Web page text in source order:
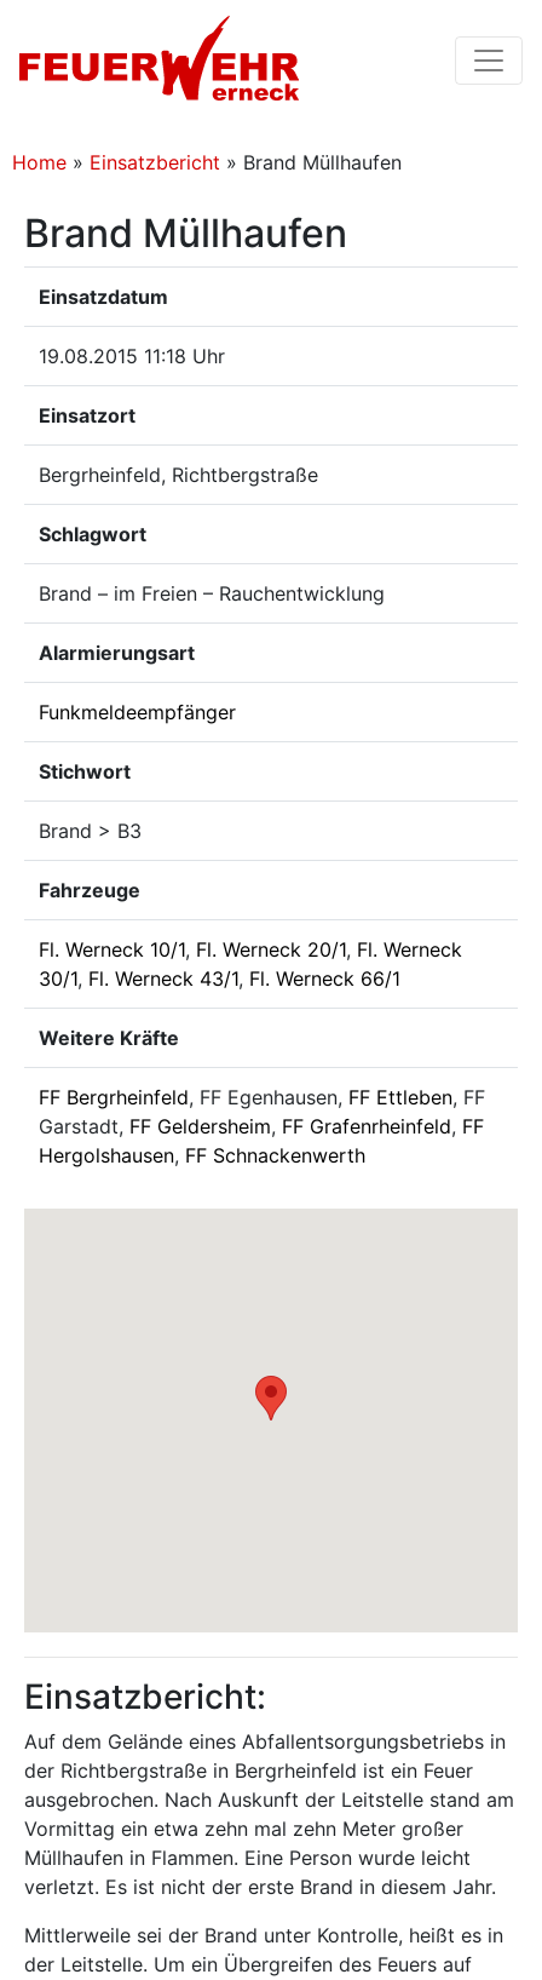
Home » Einsatzbericht » Brand Müllhaufen
Brand Müllhaufen
Einsatzdatum
19.08.2015 11:18 Uhr
Einsatzort
Bergrheinfeld, Richtbergstraße
Schlagwort
Brand – im Freien – Rauchentwicklung
Alarmierungsart
Funkmeldeempfänger
Stichwort
Brand > B3
Fahrzeuge
Fl. Werneck 10/1, Fl. Werneck 20/1, Fl. Werneck
30/1, Fl. Werneck 43/1, Fl. Werneck 66/1
Weitere Kräfte
FF Bergrheinfeld, FF Egenhausen, FF Ettleben, FF
Garstadt, FF Geldersheim, FF Grafenrheinfeld, FF
Hergolshausen, FF Schnackenwerth
Einsatzbericht:
Auf dem Gelände eines Abfallentsorgungsbetriebs in
der Richtbergstraße in Bergrheinfeld ist ein Feuer
ausgebrochen. Nach Auskunft der Leitstelle stand am
Vormittag ein etwa zehn mal zehn Meter großer
Müllhaufen in Flammen. Eine Person wurde leicht
verletzt. Es ist nicht der erste Brand in diesem Jahr.
Mittlerweile sei der Brand unter Kontrolle, heißt es in
der Leitstelle. Um ein Übergreifen des Feuers auf